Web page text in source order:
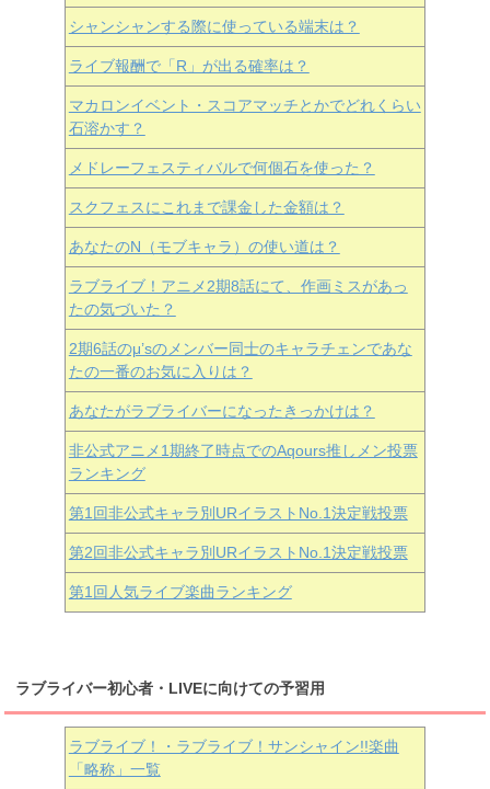
シャンシャンする際に使っている端末は？
ライブ報酬で「R」が出る確率は？
マカロンイベント・スコアマッチとかでどれくらい
石溶かす？
メドレーフェスティバルで何個石を使った？
スクフェスにこれまで課金した金額は？
あなたのN（モブキャラ）の使い道は？
ラブライブ！アニメ2期8話にて、作画ミスがあっ
たの気づいた？
2期6話のμ’sのメンバー同士のキャラチェンであな
たの一番のお気に入りは？
あなたがラブライバーになったきっかけは？
非公式アニメ1期終了時点でのAqours推しメン投票
ランキング
第1回非公式キャラ別URイラストNo.1決定戦投票
第2回非公式キャラ別URイラストNo.1決定戦投票
第1回人気ライブ楽曲ランキング
ラブライバー初心者・LIVEに向けての予習用
ラブライブ！・ラブライブ！サンシャイン!!楽曲
「略称」一覧